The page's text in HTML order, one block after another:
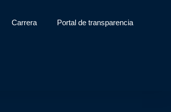
Carrera Portal de transparencia